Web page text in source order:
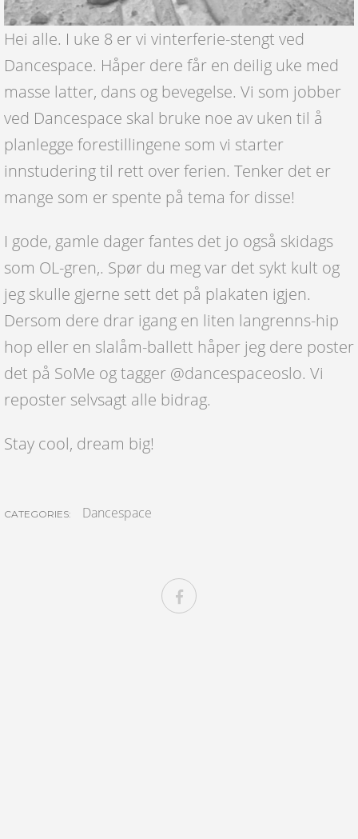
Hei alle. I uke 8 er vi vinterferie-stengt ved
Dancespace. Håper dere får en deilig uke med
masse latter, dans og bevegelse. Vi som jobber
ved Dancespace skal bruke noe av uken til å
planlegge forestillingene som vi starter
innstudering til rett over ferien. Tenker det er
mange som er spente på tema for disse!
I gode, gamle dager fantes det jo også skidags
som OL-gren,. Spør du meg var det sykt kult og
jeg skulle gjerne sett det på plakaten igjen.
Dersom dere drar igang en liten langrenns-hip
hop eller en slalåm-ballett håper jeg dere poster
det på SoMe og tagger @dancespaceoslo. Vi
reposter selvsagt alle bidrag.
Stay cool, dream big!
CATEGORIES: Dancespace